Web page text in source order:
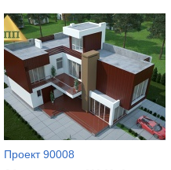
Проект 90008